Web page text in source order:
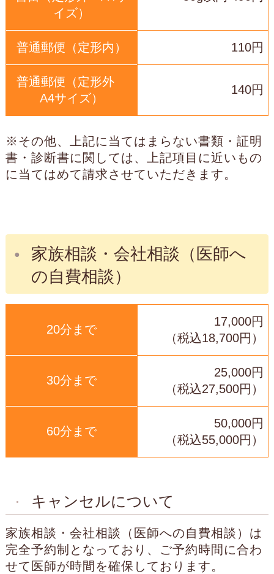
イズ）
普通郵便（定形内） 110円
普通郵便（定形外
A4サイズ）
140円
※その他、上記に当てはまらない書類・証明
書・診断書に関しては、上記項目に近いもの
に当てはめて請求させていただきます。
家族相談・会社相談（医師へ
の自費相談）
20分まで
17,000円
（税込18,700円）
30分まで
25,000円
（税込27,500円）
60分まで
50,000円
（税込55,000円）
キャンセルについて
家族相談・会社相談（医師への自費相談）は
完全予約制となっており、ご予約時間に合わ
せて医師が時間を確保しております。